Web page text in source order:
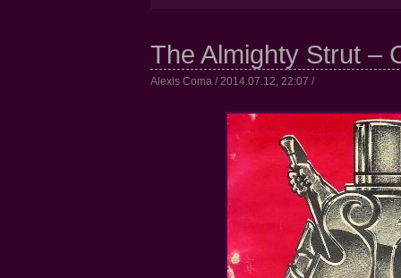
The Almighty Strut –
Alexis Coma / 2014.07.12, 22:07 /